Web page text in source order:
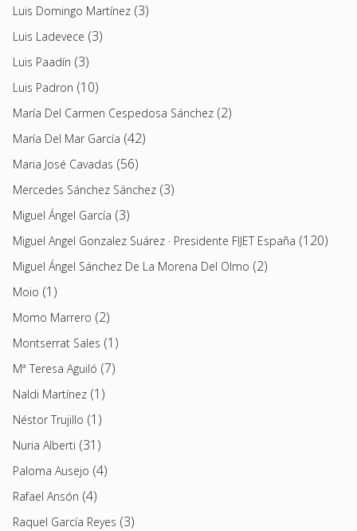
Luis Domingo Martínez (3)
Luis Ladevece (3)
Luis Paadín (3)
Luis Padron (10)
María Del Carmen Cespedosa Sánchez (2)
María Del Mar García (42)
Maria José Cavadas (56)
Mercedes Sánchez Sánchez (3)
Miguel Ángel García (3)
Miguel Angel Gonzalez Suárez · Presidente FIJET España (120)
Miguel Ángel Sánchez De La Morena Del Olmo (2)
Moio (1)
Momo Marrero (2)
Montserrat Sales (1)
Mª Teresa Aguiló (7)
Naldi Martínez (1)
Néstor Trujillo (1)
Nuria Alberti (31)
Paloma Ausejo (4)
Rafael Ansón (4)
Raquel García Reyes (3)